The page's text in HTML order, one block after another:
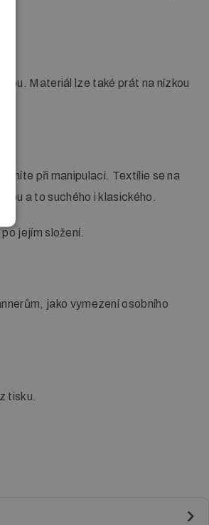
Materiál lze také prát na nízkou
při manipulaci. Textílie se na
a to suchého i klasického.
jejím složení.
jako vymezení osobního
tisku.